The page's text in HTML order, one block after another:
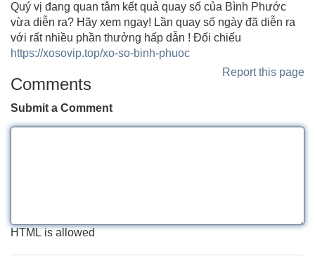
Quý vị đang quan tâm kết quả quay số của Bình Phước
vừa diễn ra? Hãy xem ngay! Lần quay số ngày đã diễn ra
với rất nhiều phần thưởng hấp dẫn ! Đối chiếu
https://xosovip.top/xo-so-binh-phuoc
Report this page
Comments
Submit a Comment
HTML is allowed